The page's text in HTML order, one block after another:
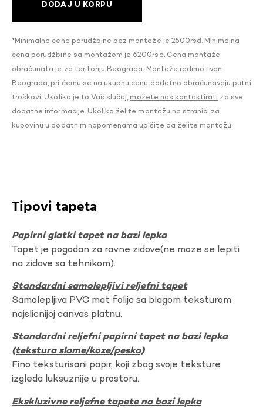
DODAJ U KORPU
*Minimalna cena porudžbine bez montaže je 2500rsd. Minimalna
cena porudžbine sa montažom je 6200rsd. Cena montaže
obračunata je za teritoriju Beograda. Montaže radimo i van
Beograda, pri čemu se na ukupnu cenu dodatno obračunavaju putni
troškovi. Ukoliko je to Vaš slučaj, možete nas kontaktirati za sve
dodatne informacije. Ukoliko želite montažu na stranici za
kupovinu u dodatnim napomenama upišite da želite montažu.
Tipovi tapeta
Papirni glatki tapet na bazi lepka
Tapet je pogodan za ravne zidove(ne moze se lepiti
na zidove sa tehnikom).
Standardni samolepljivi reljefni tapet
Samolepljiva PVC mat folija sa blagom teksturom
najslicnijoj canvas platnu.
Standardni reljefni papirni tapet na bazi lepka
(tekstura slame/koze/peska)
Fino teksturisani papir, koji zbog svoje teksture
izgleda luksuznije u prostoru.
Ekskluzivne reljefne tapete na bazi lepka